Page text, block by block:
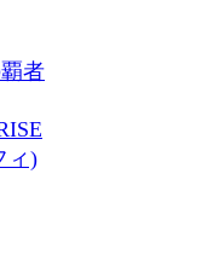
者
ィ)